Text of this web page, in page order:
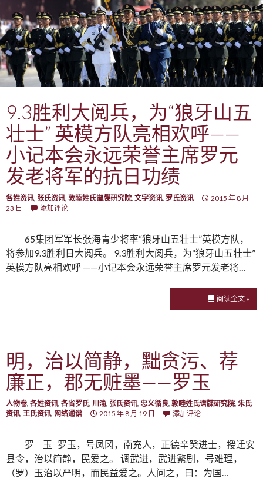
9.3胜利大阅兵，为“狼牙山五
壮士” 英模方队亮相欢呼——
小记本会永远荣誉主席罗元
发老将军的抗日功绩
各姓资讯, 张氏资讯, 敦睦姓氏谱牒研究院, 文字资讯, 罗氏资讯
2015 年 8 月
23 日
添加评论
65集团军军长张海青少将率“狼牙山五壮士”英模方队，
将参加9.3胜利日大阅兵。 9.3胜利大阅兵，为“狼牙山五壮士”
英模方队亮相欢呼 ——小记本会永远荣誉主席罗元发老将…
阅读全文 »
明，治以简静，黜贪污、荐
廉正，郡无赃墨——罗玉
人物卷, 各姓资讯, 各省罗氏, 川渝, 张氏资讯, 忠义循良, 敦睦姓氏谱牒研究院, 朱氏
资讯, 王氏资讯, 网络通谱 2015 年 8 月 19 日 添加评论
罗 玉 罗玉，号凤冈，南充人，正德辛癸进士，授迁安
县令，治以简静，民爱之。 调武进，武进繁剧，号难理，
（罗）玉治以严明，而民益爱之。人问之，曰：为国…